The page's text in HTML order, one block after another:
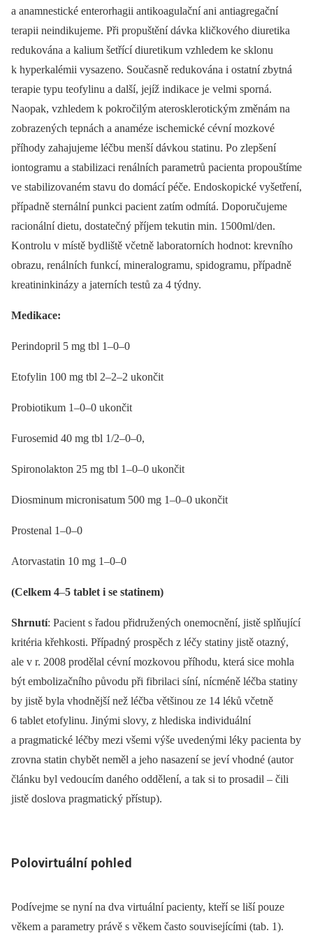
a anamnestické enterorhagii antikoagulační ani antiagregační
terapii neindikujeme. Při propuštění dávka kličkového diuretika
redukována a kalium šetřící diuretikum vzhledem ke sklonu
k hyperkalémii vysazeno. Současně redukována i ostatní zbytná
terapie typu teofylinu a další, jejíž indikace je velmi sporná.
Naopak, vzhledem k pokročilým aterosklerotickým změnám na
zobrazených tepnách a anaméze ischemické cévní mozkové
příhody zahajujeme léčbu menší dávkou statinu. Po zlepšení
iontogramu a stabilizaci renálních parametrů pacienta propouštíme
ve stabilizovaném stavu do domácí péče. Endoskopické vyšetření,
případně sternální punkci pacient zatím odmítá. Doporučujeme
racionální dietu, dostatečný příjem tekutin min. 1500ml/den.
Kontrolu v místě bydliště včetně laboratorních hodnot: krevního
obrazu, renálních funkcí, mineralogramu, spidogramu, případně
kreatininkinázy a jaterních testů za 4 týdny.
Medikace:
Perindopril 5 mg tbl 1–0–0
Etofylin 100 mg tbl 2–2–2 ukončit
Probiotikum 1–0–0 ukončit
Furosemid 40 mg tbl 1/2–0–0,
Spironolakton 25 mg tbl 1–0–0 ukončit
Diosminum micronisatum 500 mg 1–0–0 ukončit
Prostenal 1–0–0
Atorvastatin 10 mg 1–0–0
(Celkem 4–5 tablet i se statinem)
Shrnutí: Pacient s řadou přidružených onemocnění, jistě splňující
kritéria křehkosti. Případný prospěch z léčy statiny jistě otazný,
ale v r. 2008 prodělal cévní mozkovou příhodu, která sice mohla
být embolizačního původu při fibrilaci síní, nícméně léčba statiny
by jistě byla vhodnější než léčba většinou ze 14 léků včetně
6 tablet etofylinu. Jinými slovy, z hlediska individuální
a pragmatické léčby mezi všemi výše uvedenými léky pacienta by
zrovna statin chybět neměl a jeho nasazení se jeví vhodné (autor
článku byl vedoucím daného oddělení, a tak si to prosadil –⁠ čili
jistě doslova pragmatický přístup).
Polovirtuální pohled
Podívejme se nyní na dva virtuální pacienty, kteří se liší pouze
věkem a parametry právě s věkem často souvisejícími (tab. 1).